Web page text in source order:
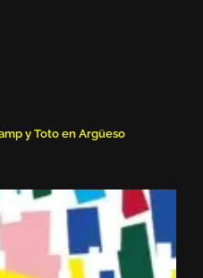
y Toto en Argüeso